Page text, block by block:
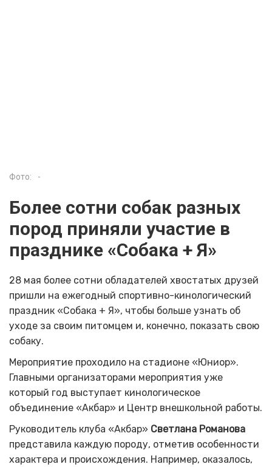
Фото: -
Более сотни собак разных
пород приняли участие в
празднике «Собака + Я»
28 мая более сотни обладателей хвостатых друзей
пришли на ежегодный спортивно-кинологический
праздник «Собака + Я», чтобы больше узнать об
уходе за своим питомцем и, конечно, показать свою
собаку.
Мероприятие проходило на стадионе «Юниор».
Главными организаторами мероприятия уже
который год выступает кинологическое
объединение «Акбар» и Центр внешкольной работы.
Руководитель клуба «Акбар» Светлана Романова
представила каждую породу, отметив особенности
характера и происхождения. Например, оказалось,